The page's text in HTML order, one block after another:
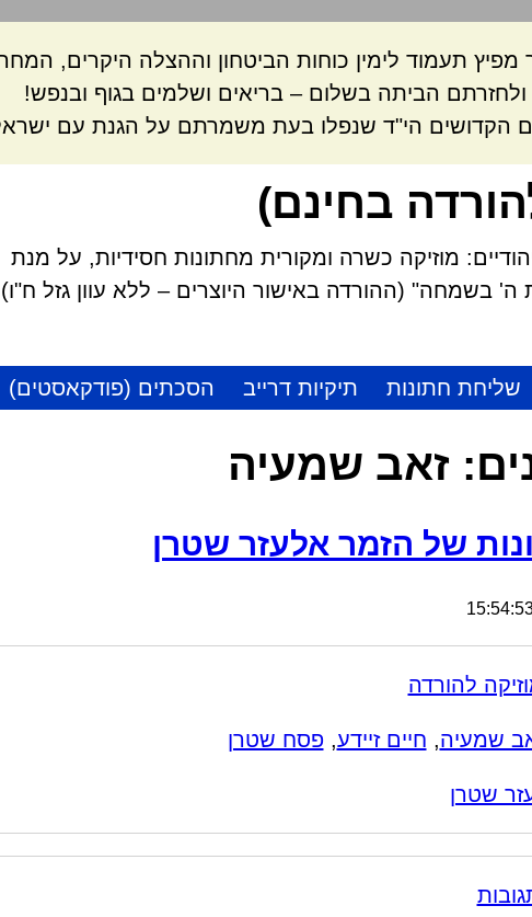
תעמוד לימין כוחות הביטחון וההצלה היקרים,
הביתה בשלום – בריאים ושלמים בגוף ובנפש!
הקדושים הי"ד שנפלו בעת משמרתם על הגנת עם ישראל
בחינם)
מוזיקה כשרה ומקורית מחתונות חסידיות, על מנת
בשמחה" (ההורדה באישור היוצרים – ללא עוון גזל ח"ו)
שליחת חתונות תיקיות דרייב הסכתים (פודקאסטים)
זאב שמעיה
של הזמר אלעזר שטרן
להורדה
שמעיה, חיים זיידע,פסח שטרן
שטרן